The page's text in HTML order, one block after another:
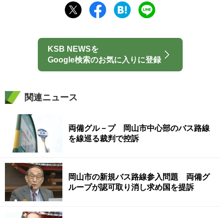
KSB NEWSを
Google検索のお気に入りに登録
関連ニュース
両備グル－プ 岡山市中心部のバス路線
を線巡る裁判で控訴
岡山市の新規バス路線参入問題 両備グ
ループが認可取り消し求め国を提訴